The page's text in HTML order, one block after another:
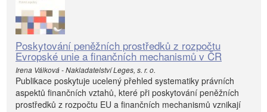
Poskytování peněžních prostředků z rozpočtu
Evropské unie a finančních mechanismů v ČR
Irena Válková - Nakladatelství Leges, s. r. o.
Publikace poskytuje ucelený přehled systematiky právních
aspektů finančních vztahů, které při poskytování peněžních
prostředků z rozpočtu EU a finančních mechanismů vznikají